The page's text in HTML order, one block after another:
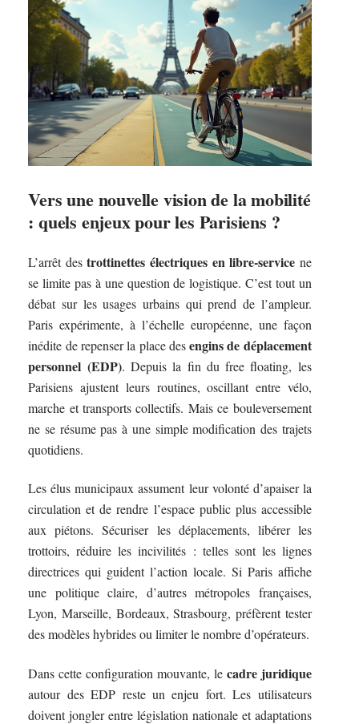
Vers une nouvelle vision de la mobilité
: quels enjeux pour les Parisiens ?
L’arrêt destrottinettes électriques en libre-service ne
se limite pas à une question de logistique. C’est tout un
débat sur les usages urbains qui prend de l’ampleur.
Paris expérimente, à l’échelle européenne, une façon
inédite de repenser la place desengins de déplacement
personnel (EDP). Depuis la fin du free floating, les
Parisiens ajustent leurs routines, oscillant entre vélo,
marche et transports collectifs. Mais ce bouleversement
ne se résume pas à une simple modification des trajets
quotidiens.
Les élus municipaux assument leur volonté d’apaiser la
circulation et de rendre l’espace public plus accessible
aux piétons. Sécuriser les déplacements, libérer les
trottoirs, réduire les incivilités : telles sont les lignes
directrices qui guident l’action locale. Si Paris affiche
une politique claire, d’autres métropoles françaises,
Lyon, Marseille, Bordeaux, Strasbourg, préfèrent tester
des modèles hybrides ou limiter le nombre d’opérateurs.
Dans cette configuration mouvante, le cadre juridique
autour des EDP reste un enjeu fort. Les utilisateurs
doivent jongler entre législation nationale et adaptations